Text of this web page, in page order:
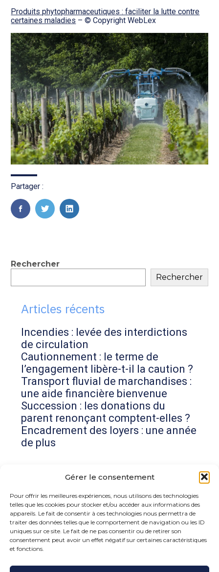
Gérer le consentement
Pour offrir les meilleures expériences, nous utilisons des technologies
telles que les cookies pour stocker et/ou accéder aux informations des
appareils. Le fait de consentir à ces technologies nous permettra de
traiter des données telles que le comportement de navigation ou les ID
uniques sur ce site. Le fait de ne pas consentir ou de retirer son
consentement peut avoir un effet négatif sur certaines caractéristiques
et fonctions.
Produits phytopharmaceutiques : faciliter la lutte contre
certaines maladies – © Copyright WebLex
Partager :
FaceBook
TwitterLinkedIn
Blog
sidebar
Rechercher
Rechercher
Articles récents
Incendies : levée des interdictions
de circulation
Cautionnement : le terme de
l’engagement libère-t-il la caution ?
Transport fluvial de marchandises :
une aide financière bienvenue
Succession : les donations du
parent renonçant comptent-elles ?
Encadrement des loyers : une année
de plus
Commentaires récents
Aucun commentaire à afficher.